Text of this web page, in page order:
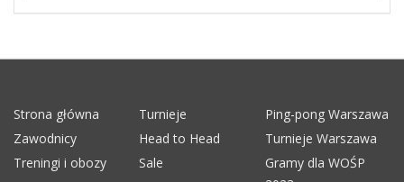
Strona główna Turnieje
Ping-pong Warszawa
Zawodnicy
Head to Head
Turnieje Warszawa
Treningi i obozy
Sale
Gramy dla WOŚP